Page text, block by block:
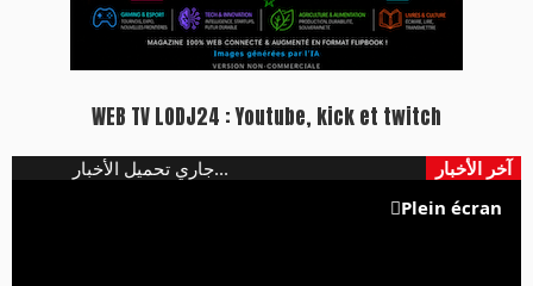
WEB TV LODJ24 : Youtube, kick et twitch
آخر الأخبار
جاري تحميل الأخبار...
Plein écran